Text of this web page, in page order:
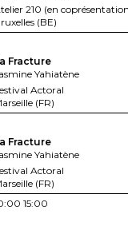
210 (en
(BE)
Fracture
Yahiatène
Actoral
(FR)
Fracture
Yahiatène
Actoral
(FR)
15:00